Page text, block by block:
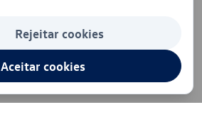
Rejeitar cookies
Aceitar cookies